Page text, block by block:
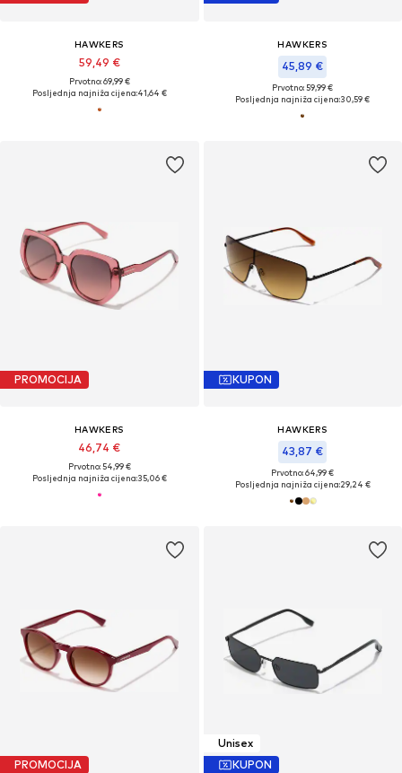
HAWKERS
59,49 €
Prvotno: 69,99 €
Posljednja najniža cijena:41,64 €
HAWKERS
45,89 €
Prvotno: 59,99 €
Posljednja najniža cijena:30,59 €
PROMOCIJA
HAWKERS
46,74 €
Prvotno: 54,99 €
Posljednja najniža cijena:35,06 €
KUPON
HAWKERS
43,87 €
Prvotno: 64,99 €
Posljednja najniža cijena:29,24 €
PROMOCIJA
Unisex
KUPON